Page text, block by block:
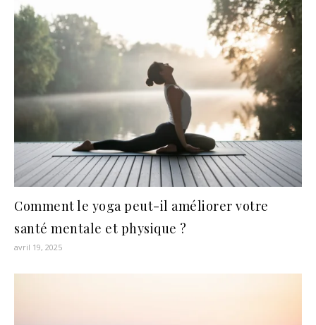
Comment le yoga peut-il améliorer votre
santé mentale et physique ?
avril 19, 2025